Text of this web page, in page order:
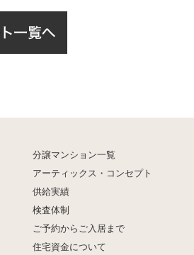
分譲マンション一覧
アーティックス・コンセプト
供給実績
検査体制
ご予約からご入居まで
住宅資金について